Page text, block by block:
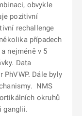
obvykle
pozitivní
rechallenge
případech
nejméně v 5
Data
Dále byly
NMS
okruhů
ganglii.